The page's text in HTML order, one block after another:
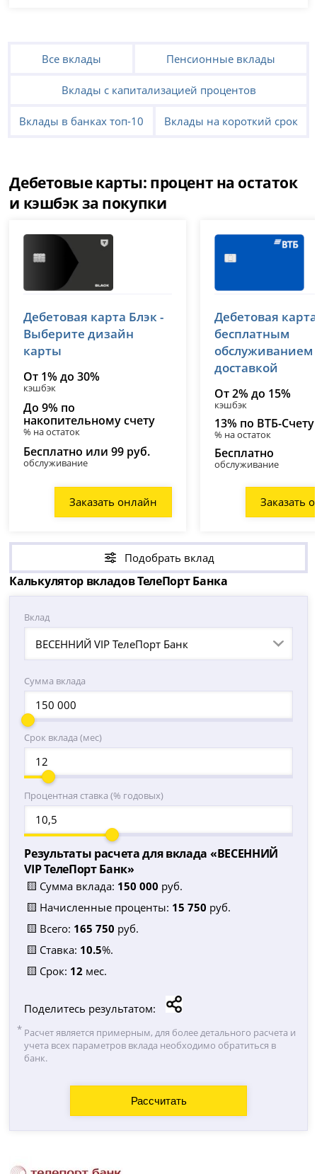
Все вклады Пенсионные вклады
Вклады с капитализацией процентов
Вклады в банках топ-10 Вклады на короткий срок
Дебетовые карты: процент на остаток
и кэшбэк за покупки
лицензия № 2673
Дебетовая карта Блэк -
Выберите дизайн
карты
От 1% до 30%
кэшбэк
До 9% по
накопительному счету
% на остаток
Бесплатно или 99 руб.
обслуживание
Заказать онлайн
лицензия № 1000
Дебетовая
бесплатным
обслуживанием
доставкой
От 2% до 15%
кэшбэк
13% по ВТБ-Счету
% на остаток
Бесплатно
обслуживание
Заказать
Подобрать вклад
Калькулятор вкладов ТелеПорт Банка
Вклад
ВЕСЕННИЙ VIP ТелеПорт Банк
Сумма вклада
Срок вклада (мес)
Процентная ставка (% годовых)
Результаты расчета для вклада «ВЕСЕННИЙ
VIP ТелеПорт Банк»
🟨 Сумма вклада: 150 000 руб.
🟨 Начисленные проценты: 15 750 руб.
🟨 Всего: 165 750 руб.
🟨 Ставка: 10.5%.
🟨 Срок: 12 мес.
Поделитесь результатом:
Расчет является примерным, для более детального расчета и
учета всех параметров вклада необходимо обратиться в
банк.